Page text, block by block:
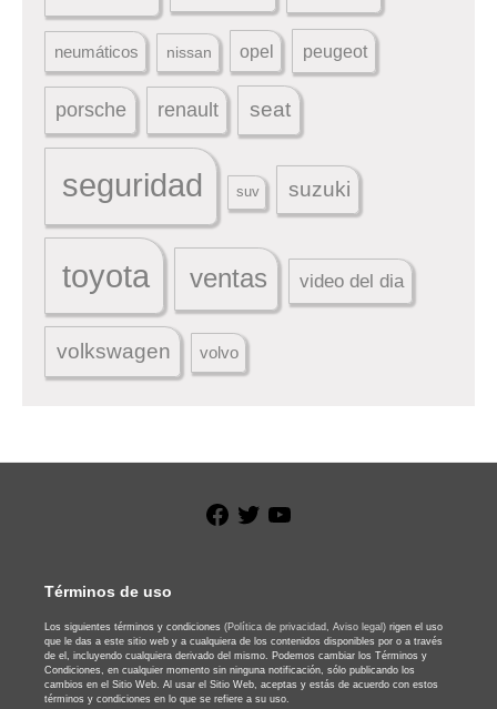
neumáticos nissan opel peugeot
porsche renault seat
seguridad suv suzuki
toyota ventas video del dia
volkswagen volvo
Facebook
Twitter
Términos de uso
Los siguientes términos y condiciones (Política de privacidad, Aviso legal) rigen el uso
que le das a este sitio web y a cualquiera de los contenidos disponibles por o a través
de el, incluyendo cualquiera derivado del mismo. Podemos cambiar los Términos y
Condiciones, en cualquier momento sin ninguna notificación, sólo publicando los
cambios en el Sitio Web. Al usar el Sitio Web, aceptas y estás de acuerdo con estos
términos y condiciones en lo que se refiere a su uso.